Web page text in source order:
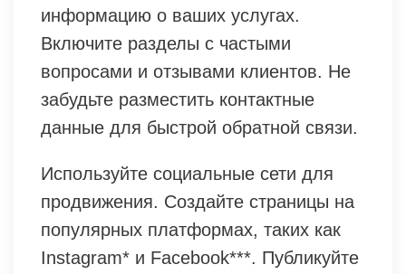
информацию о ваших услугах.
Включите разделы с частыми
вопросами и отзывами клиентов. Не
забудьте разместить контактные
данные для быстрой обратной связи.
Используйте социальные сети для
продвижения. Создайте страницы на
популярных платформах, таких как
Instagram* и Facebook***. Публикуйте